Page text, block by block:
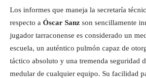
Los informes que maneja la secretaría
respecto a Óscar Sanz son sencillamente
jugador tarraconense es considerado un
escuela, un auténtico pulmón capaz de
táctico absoluto y una tremenda seguridad
medular de cualquier equipo. Su facilidad